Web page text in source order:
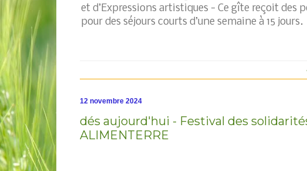
et d’Expressions artistiques - Ce gîte reçoit des
pour des séjours courts d’une semaine à 15 jours.
12 novembre 2024
dés aujourd'hui - Festival des
ALIMENTERRE